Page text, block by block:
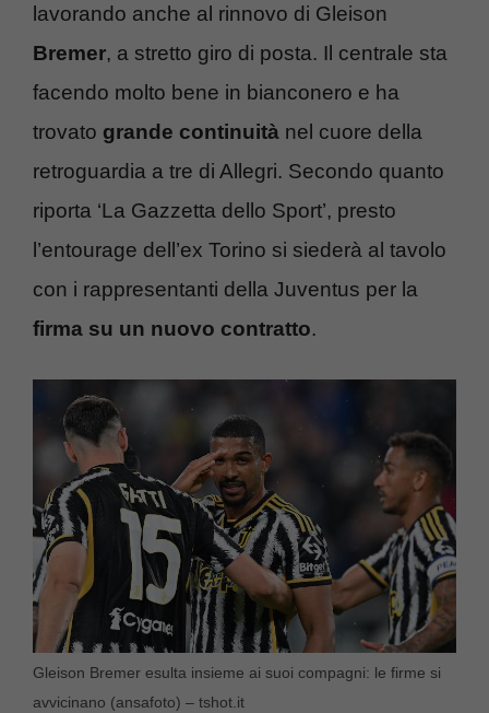
lavorando anche al rinnovo di Gleison
Bremer, a stretto giro di posta. Il centrale sta
facendo molto bene in bianconero e ha
trovato grande continuità nel cuore della
retroguardia a tre di Allegri. Secondo quanto
riporta ‘La Gazzetta dello Sport’, presto
l’entourage dell’ex Torino si siederà al tavolo
con i rappresentanti della Juventus per la
firma su un nuovo contratto.
Gleison Bremer esulta insieme ai suoi compagni: le firme si
avvicinano (ansafoto) – tshot.it